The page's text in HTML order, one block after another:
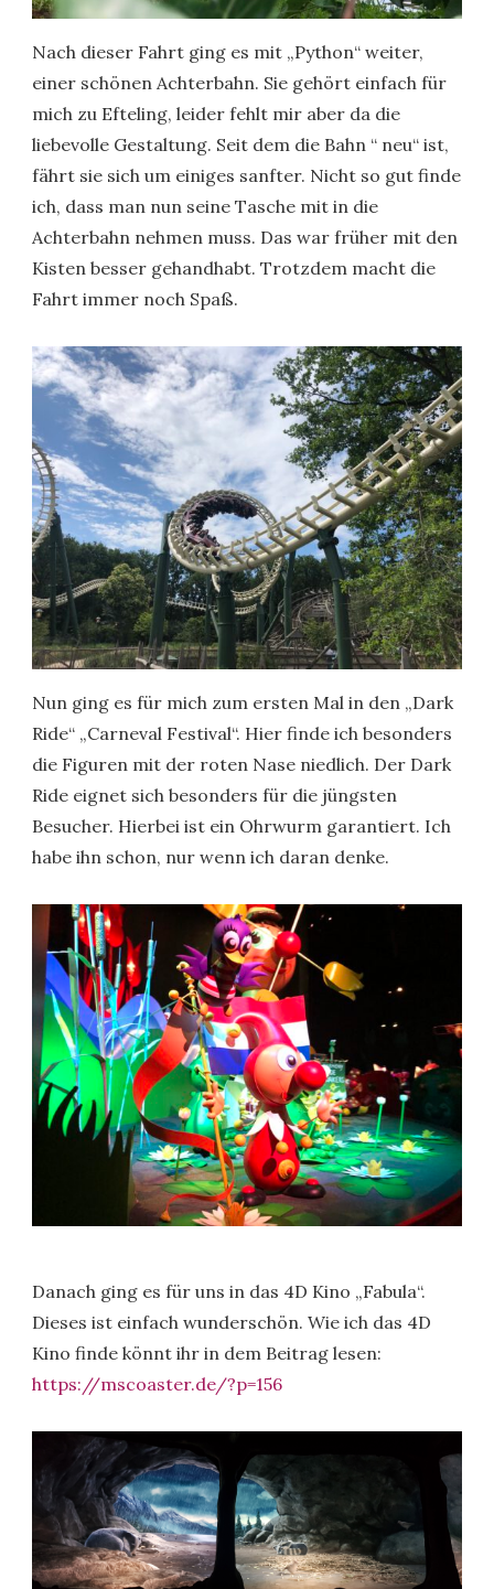
Nach dieser Fahrt ging es mit „Python“ weiter,
einer schönen Achterbahn. Sie gehört einfach für
mich zu Efteling, leider fehlt mir aber da die
liebevolle Gestaltung. Seit dem die Bahn “ neu“ ist,
fährt sie sich um einiges sanfter. Nicht so gut finde
ich, dass man nun seine Tasche mit in die
Achterbahn nehmen muss. Das war früher mit den
Kisten besser gehandhabt. Trotzdem macht die
Fahrt immer noch Spaß.
Nun ging es für mich zum ersten Mal in den „Dark
Ride“ „Carneval Festival“. Hier finde ich besonders
die Figuren mit der roten Nase niedlich. Der Dark
Ride eignet sich besonders für die jüngsten
Besucher. Hierbei ist ein Ohrwurm garantiert. Ich
habe ihn schon, nur wenn ich daran denke.
Danach ging es für uns in das 4D Kino „Fabula“.
Dieses ist einfach wunderschön. Wie ich das 4D
Kino finde könnt ihr in dem Beitrag lesen:
https://mscoaster.de/?p=156